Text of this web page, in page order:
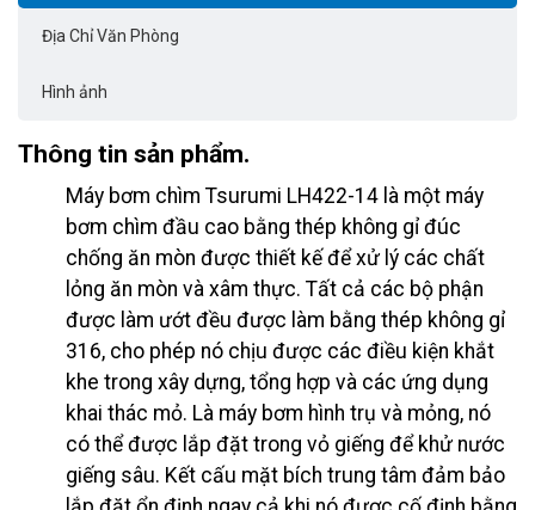
Địa Chỉ Văn Phòng
Hình ảnh
Thông tin sản phẩm.
Máy bơm chìm Tsurumi LH422-14 là một máy
bơm chìm đầu cao bằng thép không gỉ đúc
chống ăn mòn được thiết kế để xử lý các chất
lỏng ăn mòn và xâm thực. Tất cả các bộ phận
được làm ướt đều được làm bằng thép không gỉ
316, cho phép nó chịu được các điều kiện khắt
khe trong xây dựng, tổng hợp và các ứng dụng
khai thác mỏ. Là máy bơm hình trụ và mỏng, nó
có thể được lắp đặt trong vỏ giếng để khử nước
giếng sâu. Kết cấu mặt bích trung tâm đảm bảo